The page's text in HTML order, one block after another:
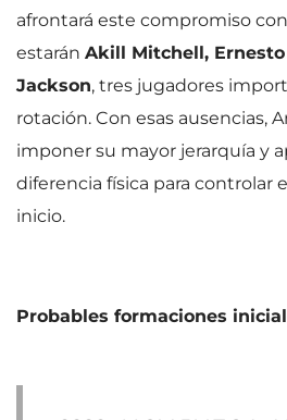
afrontará este compromiso con
estarán Akill Mitchell,
Jackson, tres jugadores
rotación. Con esas ausencias,
imponer su mayor jerarquía y
diferencia física para controlar
inicio.
Probables formaciones